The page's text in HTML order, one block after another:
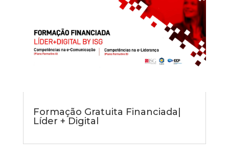
Formação Gratuita Financiada|
Líder + Digital